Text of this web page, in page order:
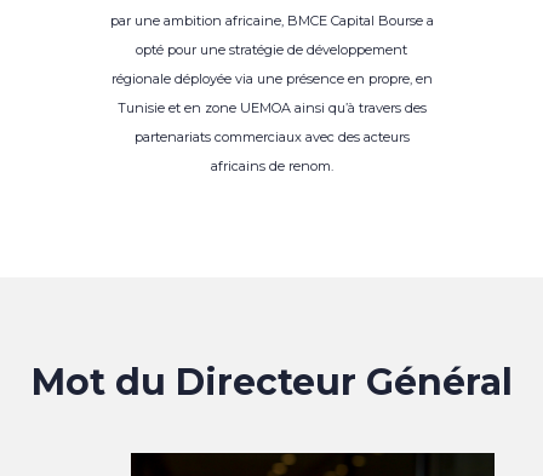
par une ambition africaine, BMCE Capital Bourse a
opté pour une stratégie de développement
régionale déployée via une présence en propre, en
Tunisie et en zone UEMOA ainsi qu’à travers des
partenariats commerciaux avec des acteurs
africains de renom.
Mot du Directeur Général